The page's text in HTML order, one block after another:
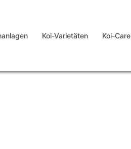
Koi-Varietäten Koi-Care